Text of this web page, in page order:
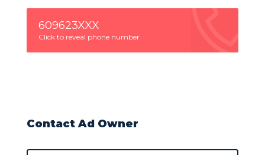
609623XXX
Click to reveal phone number
Contact Ad Owner